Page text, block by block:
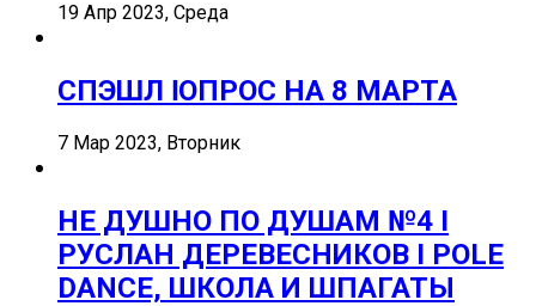
19 Апр 2023, Среда
СПЭШЛ ӏ ОПРОС НА 8 МАРТА
7 Мар 2023, Вторник
НЕ ДУШНО ПО ДУШАМ №4 I
РУСЛАН ДЕРЕВЕСНИКОВ I POLE
DANCE, ШКОЛА И ШПАГАТЫ